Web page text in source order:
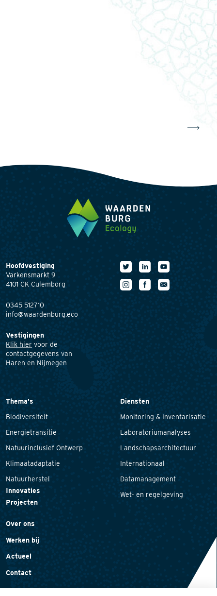
Hoofdvestiging
Varkensmarkt 9
4101 CK Culemborg
0345 512710
info@waardenburg.eco
Vestigingen
Klik hier voor de
contactgegevens van
Haren en Nijmegen
Thema's
Biodiversiteit
Energietransitie
Natuurinclusief Ontwerp
Klimaatadaptatie
Natuurherstel
Innovaties
Projecten
Diensten
Monitoring & Inventarisatie
Laboratoriumanalyses
Landschapsarchitectuur
Internationaal
Datamanagement
Wet- en regelgeving
Over ons
Werken bij
Actueel
Contact